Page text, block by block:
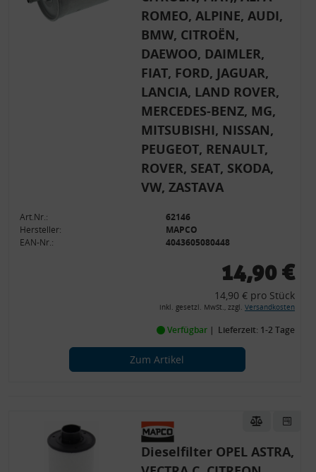
ROMEO, ALPINE, AUDI,
BMW, CITROËN,
DAEWOO, DAIMLER,
FIAT, FORD, JAGUAR,
LANCIA, LAND ROVER,
MERCEDES-BENZ, MG,
MITSUBISHI, NISSAN,
PEUGEOT, RENAULT,
ROVER, SEAT, SKODA,
VW, ZASTAVA
Art.Nr.:
62146
Hersteller:
MAPCO
EAN-Nr.:
4043605080448
14,90 €
14,90 € pro Stück
inkl. gesetzl. MwSt., zzgl. Versandkosten
Verfügbar Lieferzeit: 1-2 Tage
Zum Artikel
Dieselfilter OPEL ASTRA,